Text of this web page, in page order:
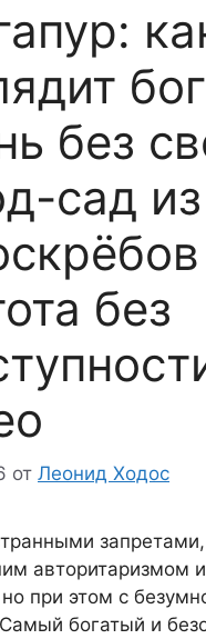
без
сад из
без
от Леонид Ходос
запретами,
авторитаризмом
при этом с
богатый и